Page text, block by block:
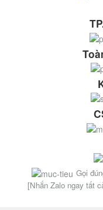
Gọi
[Nhắn Zalo ngay tất